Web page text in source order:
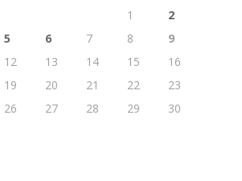
1
2
5 6 7 8
9
12 13 14 15
16
19 20 21 22
23
26 27 28 29
30